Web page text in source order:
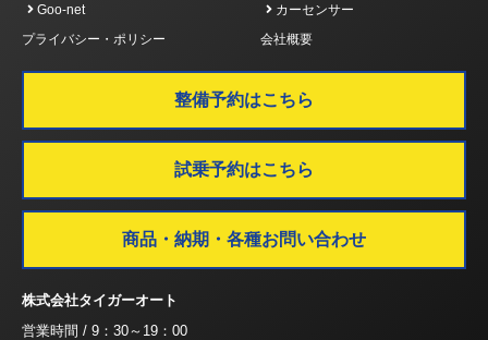
Goo-net
カーセンサー
プライバシー・ポリシー
会社概要
整備予約はこちら
試乗予約はこちら
商品・納期・各種お問い合わせ
株式会社タイガーオート
営業時間 / 9：30～19：00